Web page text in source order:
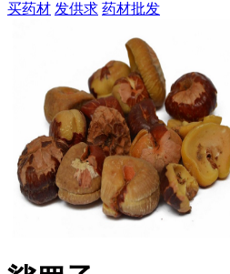
买药材 发供求 药材批发